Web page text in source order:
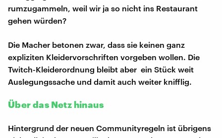
rumzugammeln, weil wir ja so nicht ins Restaurant
gehen würden?
Die Macher betonen zwar, dass sie keinen ganz
expliziten Kleidervorschriften vorgeben wollen. Die
Twitch-Kleiderordnung bleibt aber ein Stück weit
Auslegungssache und damit auch weiter knifflig.
Über das Netz hinaus
Hintergrund der neuen Communityregeln ist übrigens